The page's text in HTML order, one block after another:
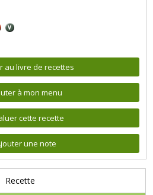
au livre de recettes
à mon menu
cette recette
une note
Recette